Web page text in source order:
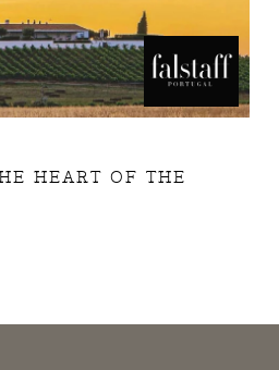
HEART OF THE